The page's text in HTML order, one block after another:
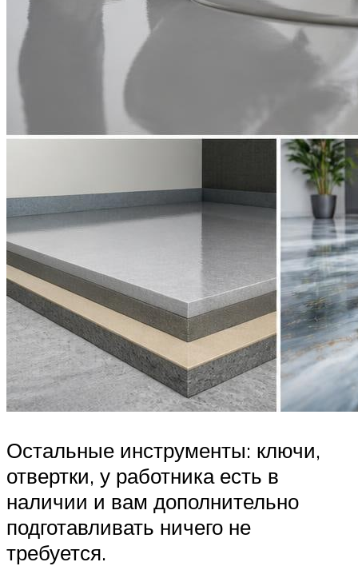
Остальные инструменты: ключи,
отвертки, у работника есть в
наличии и вам дополнительно
подготавливать ничего не
требуется.